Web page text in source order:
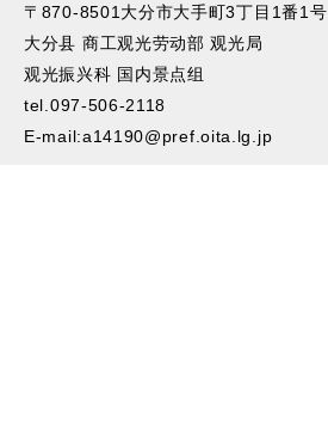
〒870-8501大分市大手町3丁目1番1号
大分县 商工观光劳动部 观光局
观光振兴科 国内景点组
tel.097-506-2118
E-mail:a14190@pref.oita.lg.jp